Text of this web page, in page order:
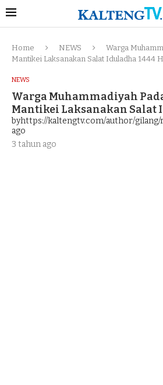
Home NEWS
Warga
Mantikei Laksanakan Salat Iduladha 1444 H
NEWS
Warga Muhammadiyah
Mantikei Laksanakan Salat
byhttps://kaltengtv.com/author/gilang/
ago
3 tahun ago